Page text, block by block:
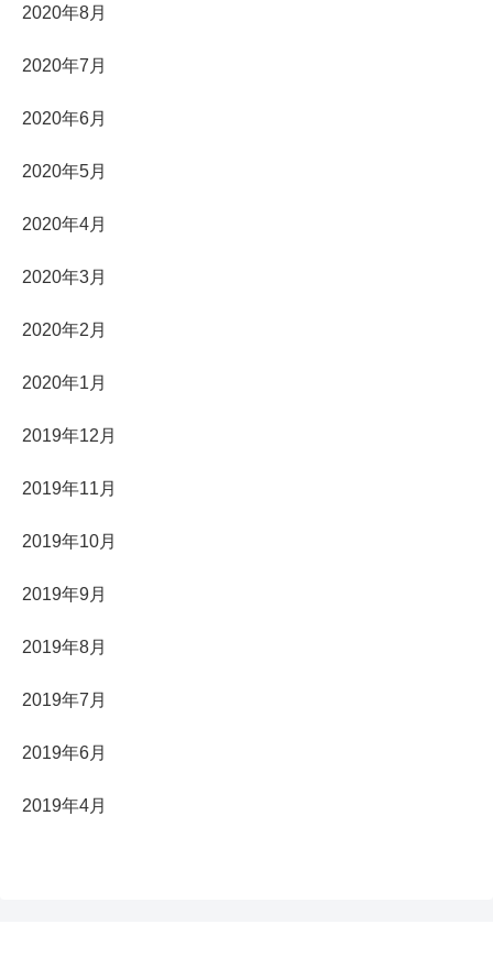
2020年8月
2020年7月
2020年6月
2020年5月
2020年4月
2020年3月
2020年2月
2020年1月
2019年12月
2019年11月
2019年10月
2019年9月
2019年8月
2019年7月
2019年6月
2019年4月